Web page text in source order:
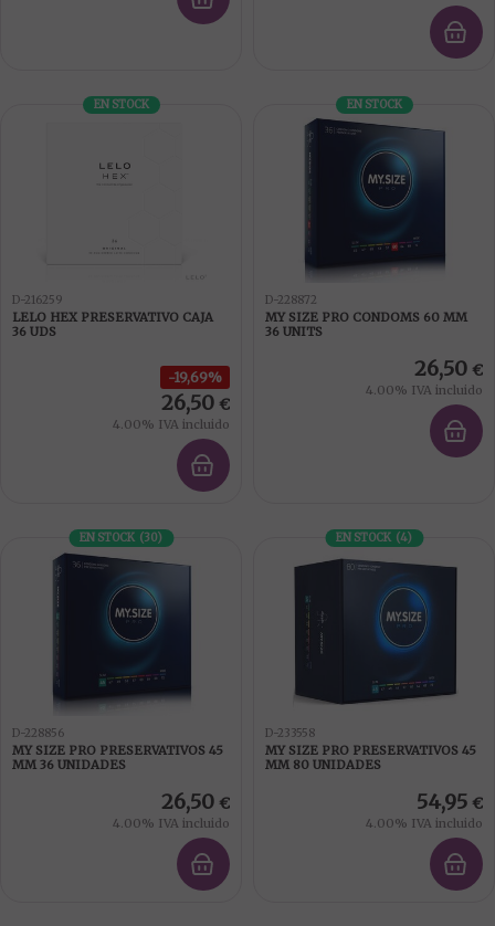
EN STOCK
D-216259
LELO HEX PRESERVATIVO CAJA
36 UDS
19,69%
26,50 €
4.00% IVA incluido
EN STOCK
D-228872
MY SIZE PRO CONDOMS 60 MM
36 UNITS
26,50 €
4.00% IVA incluido
EN STOCK (30)
D-228856
MY SIZE PRO PRESERVATIVOS 45
MM 36 UNIDADES
26,50 €
4.00% IVA incluido
EN STOCK (4)
D-233558
MY SIZE PRO PRESERVATIVOS 45
MM 80 UNIDADES
54,95 €
4.00% IVA incluido